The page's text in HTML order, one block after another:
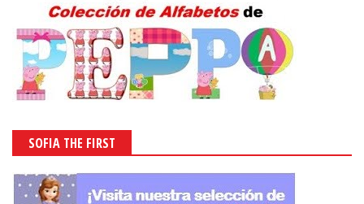
SOFIA THE FIRST